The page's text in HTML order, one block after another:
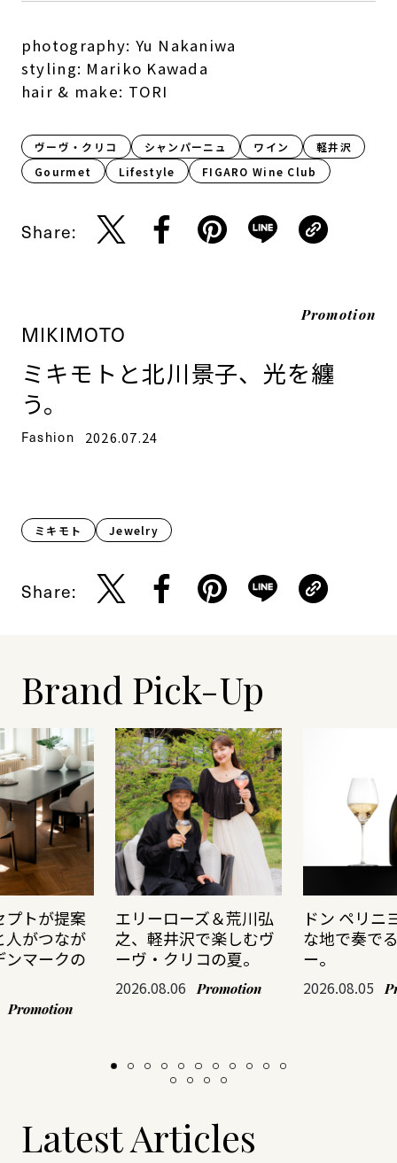
photography: Yu Nakaniwa
styling: Mariko Kawada
hair & make: TORI
ヴーヴ・クリコ シャンパーニュ ワイン
軽井沢
Gourmet
Lifestyle​ FIGARO Wine Club
Share:
Promotion
MIKIMOTO
ミキモトと北川景子、光を纏
う。
Fashion 2026.07.24
ミキモト Jewelry
Share:
Brand Pick-Up
プトが提案
人がつなが
ンマークの
Promotion
エリーローズ＆荒川弘
之、軽井沢で楽しむヴ
ーヴ・クリコの夏。
2026.08.06 Promotion
ドン ペリニ
な地で奏で
ー。
2026.08.05
Latest Articles